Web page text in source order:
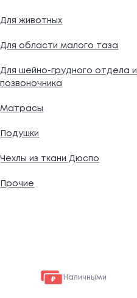
Для животных
Для области малого таза
Для шейно-грудного отдела и
позвоночника
Матрасы
Подушки
Чехлы из ткани Дюспо
Прочие
Наличными